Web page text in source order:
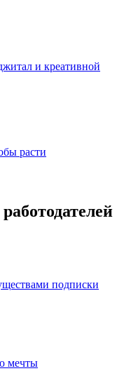
и креативной
расти
подписки
мечты